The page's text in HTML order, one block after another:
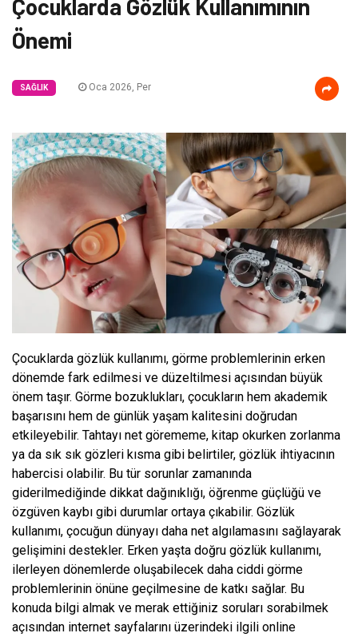
Çocuklarda Gözlük Kullanımının
Önemi
SAĞLIK Oca 2026, Per
Çocuklarda gözlük kullanımı, görme problemlerinin erken
dönemde fark edilmesi ve düzeltilmesi açısından büyük
önem taşır. Görme bozuklukları, çocukların hem akademik
başarısını hem de günlük yaşam kalitesini doğrudan
etkileyebilir. Tahtayı net görememe, kitap okurken zorlanma
ya da sık sık gözleri kısma gibi belirtiler, gözlük ihtiyacının
habercisi olabilir. Bu tür sorunlar zamanında
giderilmediğinde dikkat dağınıklığı, öğrenme güçlüğü ve
özgüven kaybı gibi durumlar ortaya çıkabilir. Gözlük
kullanımı, çocuğun dünyayı daha net algılamasını sağlayarak
gelişimini destekler. Erken yaşta doğru gözlük kullanımı,
ilerleyen dönemlerde oluşabilecek daha ciddi görme
problemlerinin önüne geçilmesine de katkı sağlar. Bu
konuda bilgi almak ve merak ettiğiniz soruları sorabilmek
açısından internet sayfalarını üzerindeki ilgili online